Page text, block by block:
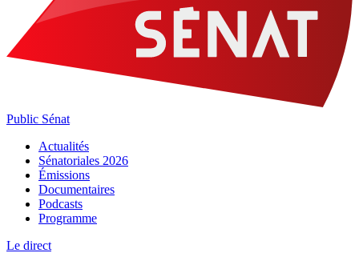
Public Sénat
Actualités
Sénatoriales 2026
Émissions
Documentaires
Podcasts
Programme
Le direct